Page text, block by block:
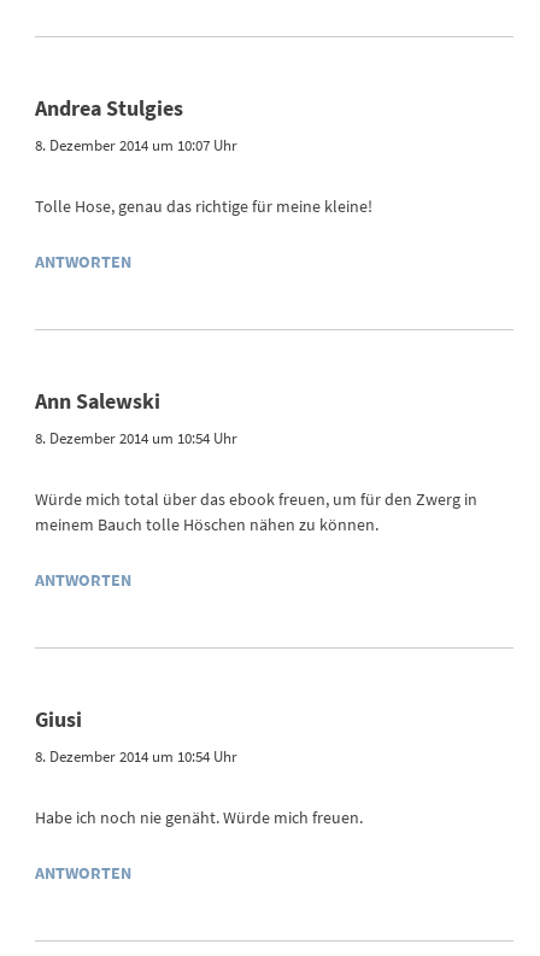
Andrea Stulgies
8. Dezember 2014 um 10:07 Uhr
Tolle Hose, genau das richtige für meine kleine!
ANTWORTEN
Ann Salewski
8. Dezember 2014 um 10:54 Uhr
Würde mich total über das ebook freuen, um für den Zwerg in
meinem Bauch tolle Höschen nähen zu können.
ANTWORTEN
Giusi
8. Dezember 2014 um 10:54 Uhr
Habe ich noch nie genäht. Würde mich freuen.
ANTWORTEN